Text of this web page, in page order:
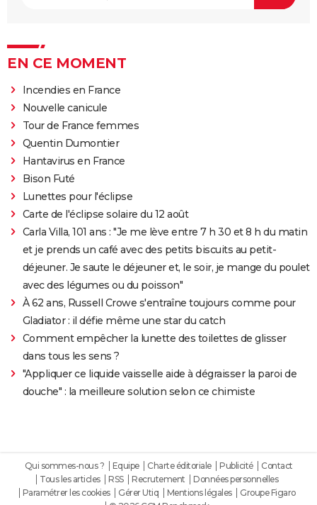
EN CE MOMENT
Incendies en France
Nouvelle canicule
Tour de France femmes
Quentin Dumontier
Hantavirus en France
Bison Futé
Lunettes pour l'éclipse
Carte de l'éclipse solaire du 12 août
Carla Villa, 101 ans : "Je me lève entre 7 h 30 et 8 h du matin
et je prends un café avec des petits biscuits au petit-
déjeuner. Je saute le déjeuner et, le soir, je mange du poulet
avec des légumes ou du poisson"
À 62 ans, Russell Crowe s'entraîne toujours comme pour
Gladiator : il défie même une star du catch
Comment empêcher la lunette des toilettes de glisser
dans tous les sens ?
"Appliquer ce liquide vaisselle aide à dégraisser la paroi de
douche" : la meilleure solution selon ce chimiste
Qui sommes-nous ? Equipe Charte éditoriale Publicité
Contact
Tous les articles
RSS Recrutement
Données personnelles
Paramétrer les cookies
Gérer Utiq Mentions légales
Groupe Figaro